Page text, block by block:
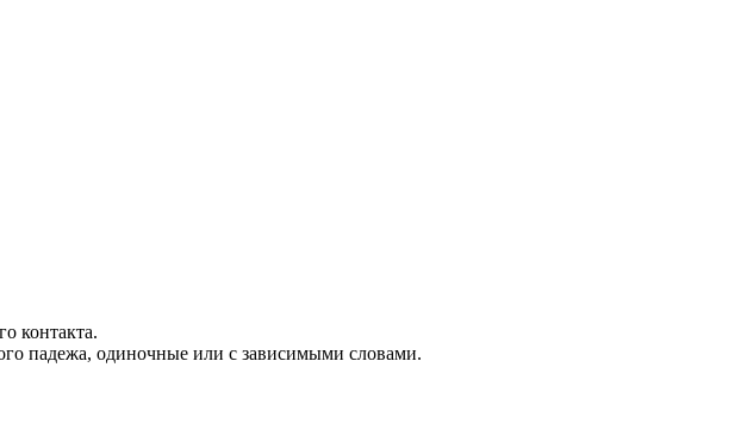
контакта.
падежа, одиночные или с зависимыми словами.